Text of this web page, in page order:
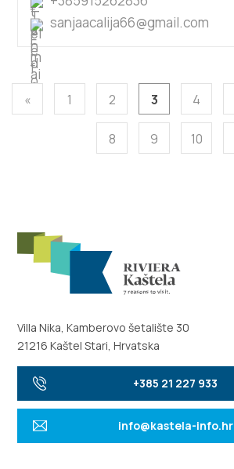
sanjaacalija66@gmail.com
« 1 2 3 4
8 9 10
Villa Nika, Kamberovo šetalište 30
21216 Kaštel Stari, Hrvatska
+385 21 227 933
info@kastela-info.hr